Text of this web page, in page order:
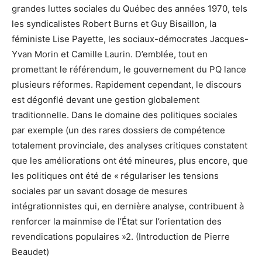
grandes luttes sociales du Québec des années 1970, tels
les syndicalistes Robert Burns et Guy Bisaillon, la
féministe Lise Payette, les sociaux-démocrates Jacques-
Yvan Morin et Camille Laurin. D’emblée, tout en
promettant le référendum, le gouvernement du PQ lance
plusieurs réformes. Rapidement cependant, le discours
est dégonflé devant une gestion globalement
traditionnelle. Dans le domaine des politiques sociales
par exemple (un des rares dossiers de compétence
totalement provinciale, des analyses critiques constatent
que les améliorations ont été mineures, plus encore, que
les politiques ont été de « régulariser les tensions
sociales par un savant dosage de mesures
intégrationnistes qui, en dernière analyse, contribuent à
renforcer la mainmise de l’État sur l’orientation des
revendications populaires »2. (Introduction de Pierre
Beaudet)